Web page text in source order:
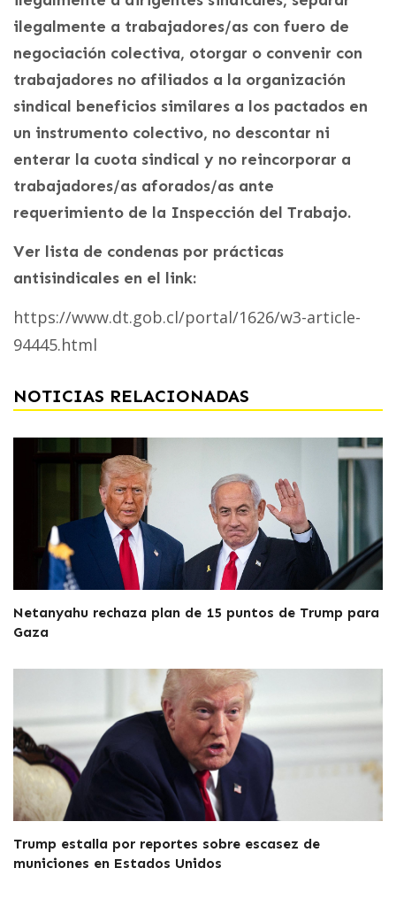
ilegalmente a trabajadores/as con fuero de
negociación colectiva, otorgar o convenir con
trabajadores no afiliados a la organización
sindical beneficios similares a los pactados en
un instrumento colectivo, no descontar ni
enterar la cuota sindical y no reincorporar a
trabajadores/as aforados/as ante
requerimiento de la Inspección del Trabajo.
Ver lista de condenas por prácticas
antisindicales en el link:
https://www.dt.gob.cl/portal/1626/w3-article-
94445.html
NOTICIAS RELACIONADAS
Netanyahu rechaza plan de 15 puntos de Trump para
Gaza
Trump estalla por reportes sobre escasez de
municiones en Estados Unidos